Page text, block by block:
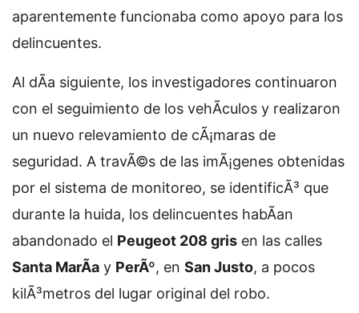
aparentemente funcionaba como apoyo para los
delincuentes.
Al dÃ­a siguiente, los investigadores continuaron
con el seguimiento de los vehÃ­culos y realizaron
un nuevo relevamiento de cÃ¡maras de
seguridad. A travÃ©s de las imÃ¡genes obtenidas
por el sistema de monitoreo, se identificÃ³ que
durante la huida, los delincuentes habÃ­an
abandonado el Peugeot 208 gris en las calles
Santa MarÃ­a y PerÃº, en San Justo, a pocos
kilÃ³metros del lugar original del robo.